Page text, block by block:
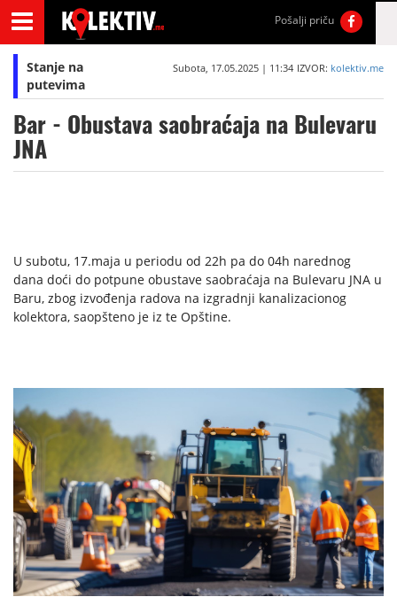
Pošalji priču
Stanje na
putevima
Subota, 17.05.2025 | 11:34 IZVOR: kolektiv.me
Bar - Obustava saobraćaja na Bulevaru
JNA
U subotu, 17.maja u periodu od 22h pa do 04h narednog
dana doći do potpune obustave saobraćaja na Bulevaru JNA u
Baru, zbog izvođenja radova na izgradnji kanalizacionog
kolektora, saopšteno je iz te Opštine.